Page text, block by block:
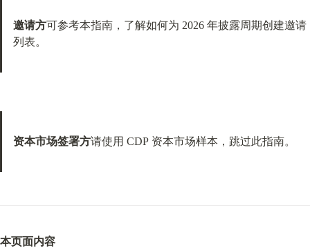
邀请方可参考本指南，了解如何为 2026 年披露周期创建邀请
列表。
资本市场签署方请使用 CDP 资本市场样本，跳过此指南。
本页面内容